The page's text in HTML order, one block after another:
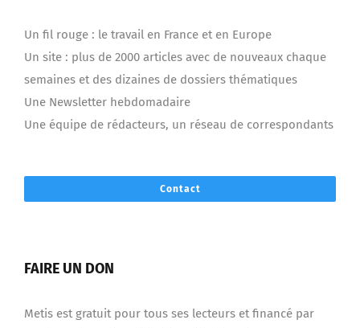
Un fil rouge : le travail en France et en Europe
Un site : plus de 2000 articles avec de nouveaux chaque
semaines et des dizaines de dossiers thématiques
Une Newsletter hebdomadaire
Une équipe de rédacteurs, un réseau de correspondants
Contact
FAIRE UN DON
Metis est gratuit pour tous ses lecteurs et financé par